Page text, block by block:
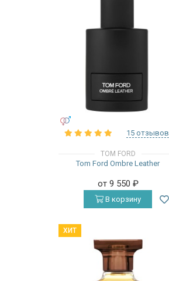
15 отзывов
TOM FORD
Tom Ford Ombre Leather
от 9 550 ₽
В корзину
ХИТ